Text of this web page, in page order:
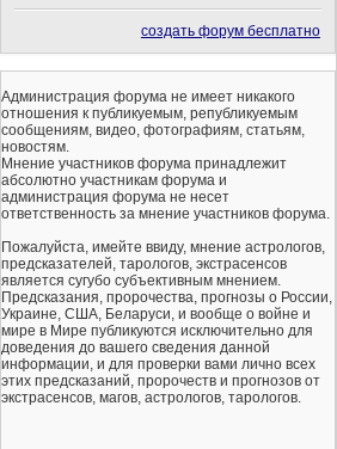
создать форум бесплатно
Администрация форума не имеет никакого
отношения к публикуемым, републикуемым
сообщениям, видео, фотографиям, статьям,
новостям.
Мнение участников форума принадлежит
абсолютно участникам форума и
администрация форума не несет
ответственность за мнение участников форума.
Пожалуйста, имейте ввиду, мнение астрологов,
предсказателей, тарологов, экстрасенсов
является сугубо субъективным мнением.
Предсказания, пророчества, прогнозы о России,
Украине, США, Беларуси, и вообще о войне и
мире в Мире публикуются исключительно для
доведения до вашего сведения данной
информации, и для проверки вами лично всех
этих предсказаний, пророчеств и прогнозов от
экстрасенсов, магов, астрологов, тарологов.